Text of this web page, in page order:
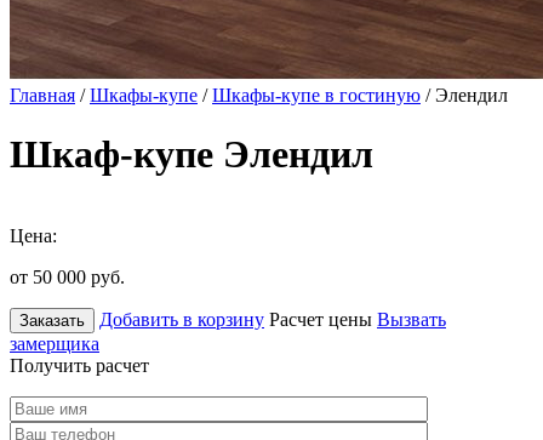
Главная /Шкафы-купе /Шкафы-купе в гостиную / Элендил
Шкаф-купе Элендил
Цена:
от 50 000 руб.
Заказать Добавить в корзину Расчет цены Вызвать
замерщика
Получить расчет